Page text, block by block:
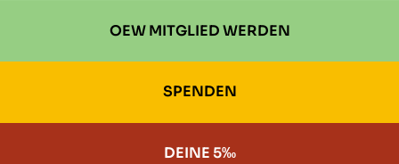
OEW MITGLIED WERDEN
SPENDEN
DEINE 5‰